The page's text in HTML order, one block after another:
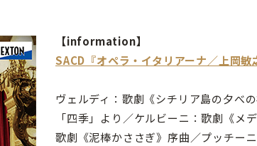
【information】
SACD『オペラ・イタリアーナ／上岡敏
ヴェルディ：歌劇《シチリア島の夕べ
「四季」より／ケルビーニ：歌劇《メ
歌劇《泥棒かささぎ》序曲／プッチー